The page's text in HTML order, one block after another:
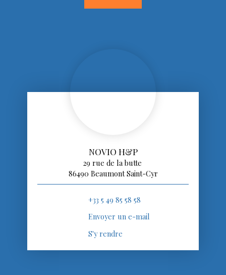
NOVIO H&P
29 rue de la butte
86490 Beaumont Saint-Cyr
+33 5 49 85 58 58
Envoyer un e-mail
S'y rendre